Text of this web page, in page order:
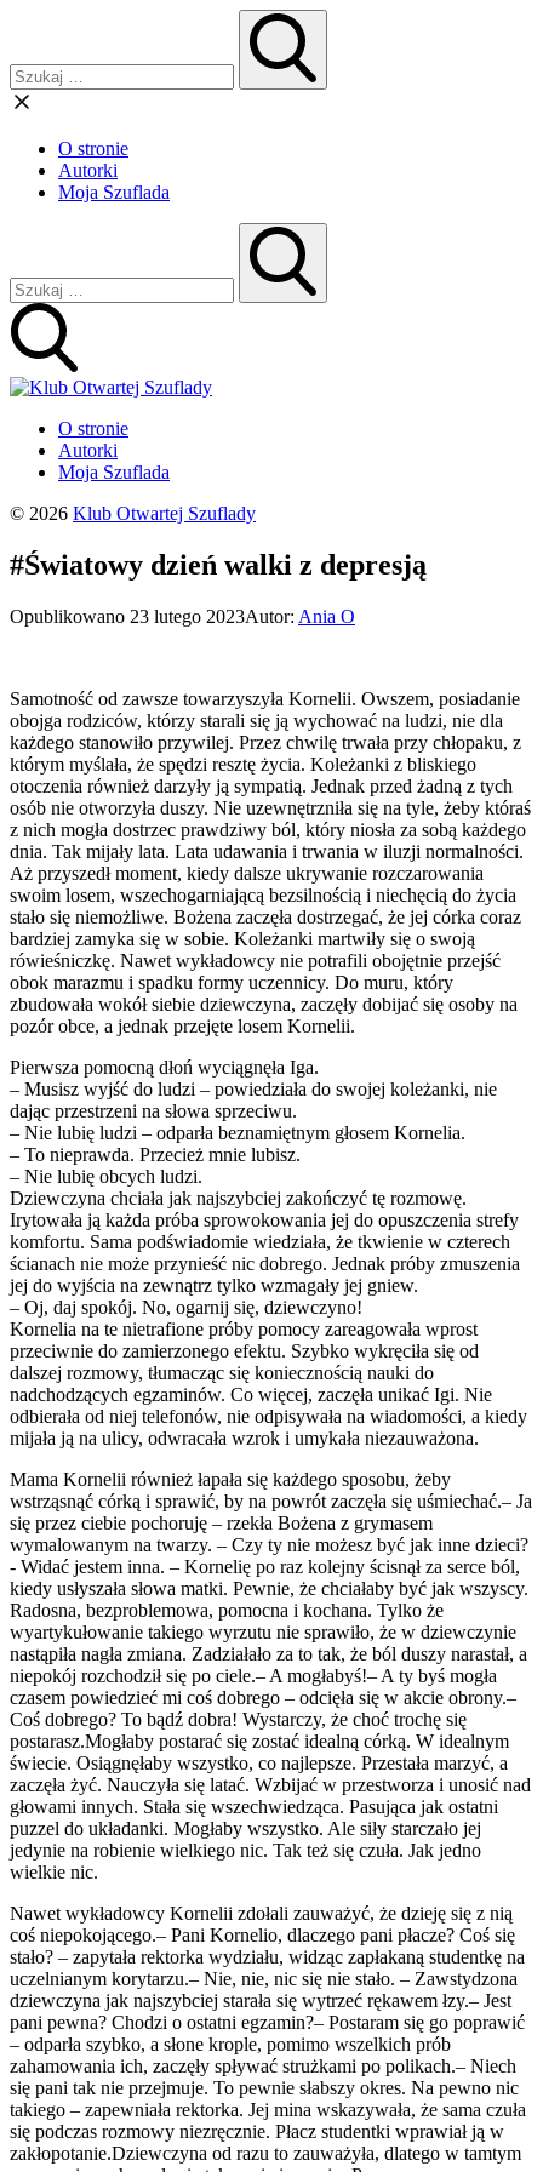
O stronie
Autorki
Moja Szuflada
O stronie
Autorki
Moja Szuflada
© 2026 Klub Otwartej Szuflady
#Światowy dzień walki z depresją
Opublikowano 23 lutego 2023Autor: Ania O
Samotność od zawsze towarzyszyła Kornelii. Owszem, posiadanie
obojga rodziców, którzy starali się ją wychować na ludzi, nie dla
każdego stanowiło przywilej. Przez chwilę trwała przy chłopaku, z
którym myślała, że spędzi resztę życia. Koleżanki z bliskiego
otoczenia również darzyły ją sympatią. Jednak przed żadną z tych
osób nie otworzyła duszy. Nie uzewnętrzniła się na tyle, żeby któraś
z nich mogła dostrzec prawdziwy ból, który niosła za sobą każdego
dnia. Tak mijały lata. Lata udawania i trwania w iluzji normalności.
Aż przyszedł moment, kiedy dalsze ukrywanie rozczarowania
swoim losem, wszechogarniającą bezsilnością i niechęcią do życia
stało się niemożliwe. Bożena zaczęła dostrzegać, że jej córka coraz
bardziej zamyka się w sobie. Koleżanki martwiły się o swoją
rówieśniczkę. Nawet wykładowcy nie potrafili obojętnie przejść
obok marazmu i spadku formy uczennicy. Do muru, który
zbudowała wokół siebie dziewczyna, zaczęły dobijać się osoby na
pozór obce, a jednak przejęte losem Kornelii.
Pierwsza pomocną dłoń wyciągnęła Iga.
– Musisz wyjść do ludzi – powiedziała do swojej koleżanki, nie
dając przestrzeni na słowa sprzeciwu.
– Nie lubię ludzi – odparła beznamiętnym głosem Kornelia.
– To nieprawda. Przecież mnie lubisz.
– Nie lubię obcych ludzi.
Dziewczyna chciała jak najszybciej zakończyć tę rozmowę.
Irytowała ją każda próba sprowokowania jej do opuszczenia strefy
komfortu. Sama podświadomie wiedziała, że tkwienie w czterech
ścianach nie może przynieść nic dobrego. Jednak próby zmuszenia
jej do wyjścia na zewnątrz tylko wzmagały jej gniew.
– Oj, daj spokój. No, ogarnij się, dziewczyno!
Kornelia na te nietrafione próby pomocy zareagowała wprost
przeciwnie do zamierzonego efektu. Szybko wykręciła się od
dalszej rozmowy, tłumacząc się koniecznością nauki do
nadchodzących egzaminów. Co więcej, zaczęła unikać Igi. Nie
odbierała od niej telefonów, nie odpisywała na wiadomości, a kiedy
mijała ją na ulicy, odwracała wzrok i umykała niezauważona.
Mama Kornelii również łapała się każdego sposobu, żeby
wstrząsnąć córką i sprawić, by na powrót zaczęła się uśmiechać.– Ja
się przez ciebie pochoruję – rzekła Bożena z grymasem
wymalowanym na twarzy. – Czy ty nie możesz być jak inne dzieci?
- Widać jestem inna. – Kornelię po raz kolejny ścisnął za serce ból,
kiedy usłyszała słowa matki. Pewnie, że chciałaby być jak wszyscy.
Radosna, bezproblemowa, pomocna i kochana. Tylko że
wyartykułowanie takiego wyrzutu nie sprawiło, że w dziewczynie
nastąpiła nagła zmiana. Zadziałało za to tak, że ból duszy narastał, a
niepokój rozchodził się po ciele.– A mogłabyś!– A ty byś mogła
czasem powiedzieć mi coś dobrego – odcięła się w akcie obrony.–
Coś dobrego? To bądź dobra! Wystarczy, że choć trochę się
postarasz.Mogłaby postarać się zostać idealną córką. W idealnym
świecie. Osiągnęłaby wszystko, co najlepsze. Przestała marzyć, a
zaczęła żyć. Nauczyła się latać. Wzbijać w przestworza i unosić nad
głowami innych. Stała się wszechwiedząca. Pasująca jak ostatni
puzzel do układanki. Mogłaby wszystko. Ale siły starczało jej
jedynie na robienie wielkiego nic. Tak też się czuła. Jak jedno
wielkie nic.
Nawet wykładowcy Kornelii zdołali zauważyć, że dzieję się z nią
coś niepokojącego.– Pani Kornelio, dlaczego pani płacze? Coś się
stało? – zapytała rektorka wydziału, widząc zapłakaną studentkę na
uczelnianym korytarzu.– Nie, nie, nic się nie stało. – Zawstydzona
dziewczyna jak najszybciej starała się wytrzeć rękawem łzy.– Jest
pani pewna? Chodzi o ostatni egzamin?– Postaram się go poprawić
– odparła szybko, a słone krople, pomimo wszelkich prób
zahamowania ich, zaczęły spływać strużkami po polikach.– Niech
się pani tak nie przejmuje. To pewnie słabszy okres. Na pewno nic
takiego – zapewniała rektorka. Jej mina wskazywała, że sama czuła
się podczas rozmowy niezręcznie. Płacz studentki wprawiał ją w
zakłopotanie.Dziewczyna od razu to zauważyła, dlatego w tamtym